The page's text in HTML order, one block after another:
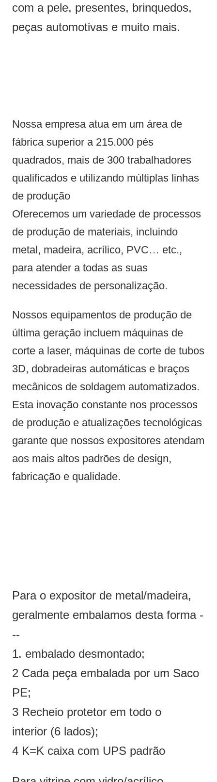
com a pele, presentes, brinquedos,
peças automotivas e muito mais.
Nossa empresa atua em um área de
fábrica superior a 215.000 pés
quadrados, mais de 300 trabalhadores
qualificados e utilizando múltiplas linhas
de produção
Oferecemos um variedade de processos
de produção de materiais, incluindo
metal, madeira, acrílico, PVC… etc.,
para atender a todas as suas
necessidades de personalização.
Nossos equipamentos de produção de
última geração incluem máquinas de
corte a laser, máquinas de corte de tubos
3D, dobradeiras automáticas e braços
mecânicos de soldagem automatizados.
Esta inovação constante nos processos
de produção e atualizações tecnológicas
garante que nossos expositores atendam
aos mais altos padrões de design,
fabricação e qualidade.
Para o expositor de metal/madeira,
geralmente embalamos desta forma -
--
1. embalado desmontado;
2 Cada peça embalada por um Saco
PE;
3 Recheio protetor em todo o
interior (6 lados);
4 K=K caixa com UPS padrão